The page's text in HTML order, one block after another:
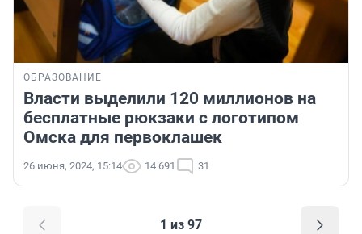
ОБРАЗОВАНИЕ
Власти выделили 120 миллионов на
бесплатные рюкзаки с логотипом
Омска для первоклашек
26 июня, 2024, 15:14 14 691 31
1 из 97